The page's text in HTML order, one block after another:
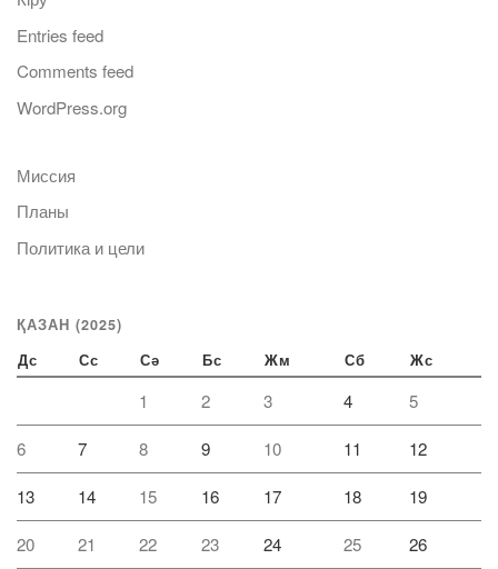
Entries feed
Comments feed
WordPress.org
Миссия
Планы
Политика и цели
ҚАЗАН (2025)
Дс Сс Сә Бс Жм Сб Жс
1 2 3 4 5
6 7 8 9 10 11 12
13 14 15 16 17 18 19
20 21 22 23 24 25 26